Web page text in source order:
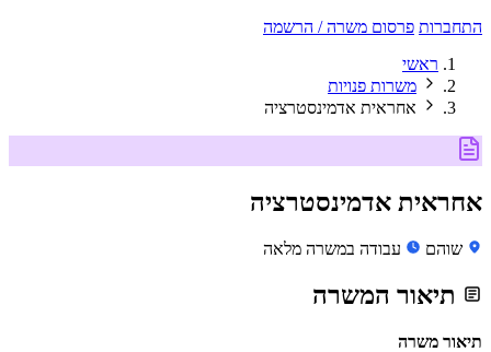
התחברות פרסום משרה / הרשמה
ראשי
משרות פנויות
אחראית אדמינסטרציה
אחראית אדמינסטרציה
שוהם עבודה במשרה מלאה
תיאור המשרה
תיאור משרה